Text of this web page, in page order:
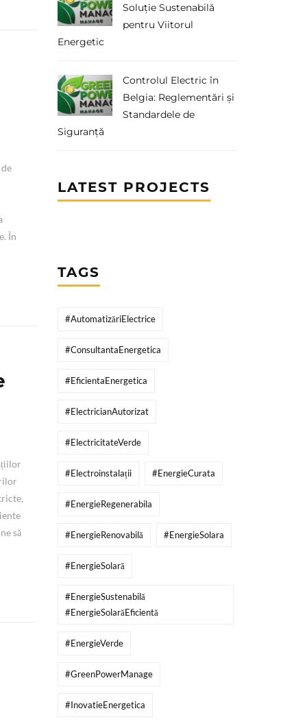
În
să
Soluție Sustenabilă
pentru Viitorul
Energetic
Controlul Electric în
Belgia: Reglementări și
Standardele de
Siguranță
LATEST PROJECTS
TAGS
#AutomatizăriElectrice
#ConsultantaEnergetica
#EficientaEnergetica
#ElectricianAutorizat
#ElectricitateVerde
#Electroinstalații #EnergieCurata
#EnergieRegenerabila
#EnergieRenovabilă #EnergieSolara
#EnergieSolară
#EnergieSustenabilă
#EnergieSolarăEficientă
#EnergieVerde
#GreenPowerManage
#InovatieEnergetica